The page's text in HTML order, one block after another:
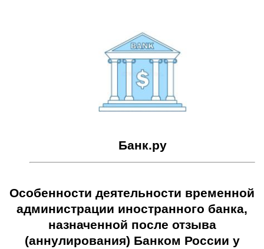
Банк.ру
Особенности деятельности временной
администрации иностранного банка,
назначенной после отзыва
(аннулирования) Банком России у